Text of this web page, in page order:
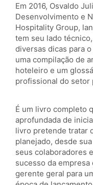
Em 2016, Osvaldo
Desenvolvimento e
Hospitality Group,
tem seu lado
diversas dicas para
uma compilação de
hoteleiro e um
profissional do setor
É um livro completo
aprofundada de
livro pretende tratar
planejado, desde
seus colaboradores
sucesso da
gerente geral para